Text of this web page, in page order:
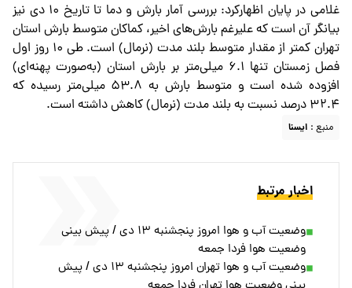
غلامی در پایان اظهارکرد: بررسی آمار بارش و دما تا تاریخ ۱۰ دی نیز
بیانگر آن است که علیرغم بارش‌های اخیر، کماکان متوسط بارش استان
تهران کمتر از مقدار متوسط بلند مدت (نرمال) است. طی ۱۰ روز اول
فصل زمستان تنها ۶.۱ میلی‌متر بر بارش استان (به‌صورت پهنه‌ای)
افزوده شده است و متوسط بارش به ۵۳.۸ میلی‌متر رسیده که
۳۲.۴ درصد نسبت به بلند مدت (نرمال) کاهش داشته است.
منبع : ايسنا
اخبار مرتبط
وضعیت آب و هوا امروز پنجشنبه ۱۳ دی / پیش بینی
وضعیت هوا فردا جمعه
وضعیت آب و هوا تهران امروز پنجشنبه ۱۳ دی / پیش